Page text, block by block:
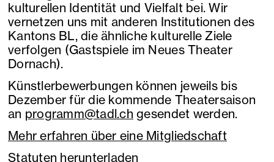
kulturellen Identität und Vielfalt bei. Wir
vernetzen uns mit anderen Institutionen des
Kantons BL, die ähnliche kulturelle Ziele
verfolgen (Gastspiele im Neues Theater
Dornach).
Künstlerbewerbungen können jeweils bis
Dezember für die kommende Theatersaison
an programm@tadl.ch gesendet werden.
Mehr erfahren über eine Mitgliedschaft
Statuten herunterladen